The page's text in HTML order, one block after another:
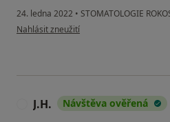
24. ledna 2022 • STOMATOLOGIE
podle názoru uživatele Váš účet byl
Nahlásit zneužití
J.H. Návštěva ověřená